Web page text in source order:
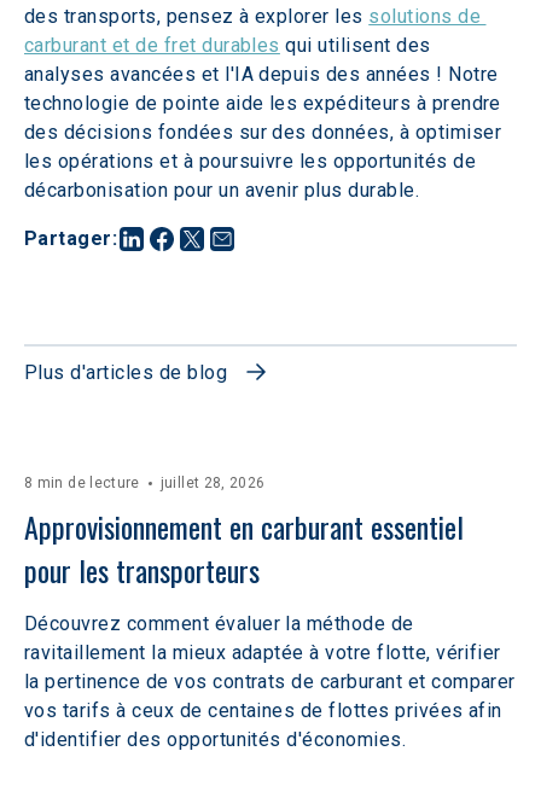
Partager:
des transports, pensez à explorer les solutions de
carburant et de fret durables qui utilisent des
analyses avancées et l'IA depuis des années ! Notre
technologie de pointe aide les expéditeurs à prendre
des décisions fondées sur des données, à optimiser
les opérations et à poursuivre les opportunités de
décarbonisation pour un avenir plus durable.
Plus d'articles de blog
8 min de lecture juillet 28, 2026
Approvisionnement en carburant essentiel
pour les transporteurs
Découvrez comment évaluer la méthode de
ravitaillement la mieux adaptée à votre flotte, vérifier
la pertinence de vos contrats de carburant et comparer
vos tarifs à ceux de centaines de flottes privées afin
d'identifier des opportunités d'économies.